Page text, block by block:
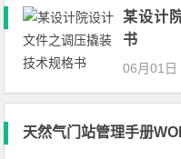
某设计
书
06月01日
天然气门站管理手册